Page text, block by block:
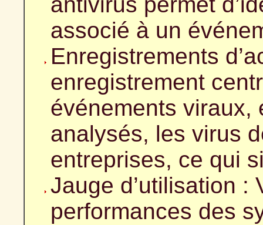
associé à un
Enregistrements
enregistrement
événements viraux,
analysés, les virus
entreprises, ce qui
Jauge d’utilisation :
performances des